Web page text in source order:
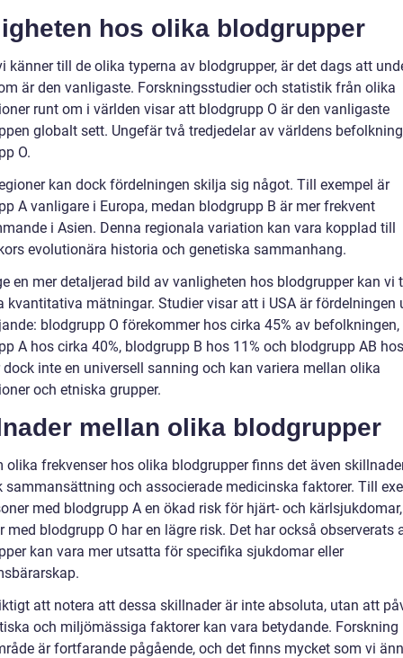
hos olika blodgrupper
känner till de olika typerna av blodgrupper, är det dags att
är den vanligaste. Forskningsstudier och statistik från olika
runt om i världen visar att blodgrupp O är den vanligaste
globalt sett. Ungefär två tredjedelar av världens
O.
kan dock fördelningen skilja sig något. Till exempel är
A vanligare i Europa, medan blodgrupp B är mer frekvent
i Asien. Denna regionala variation kan vara kopplad till
evolutionära historia och genetiska sammanhang.
en mer detaljerad bild av vanligheten hos blodgrupper kan vi
kvantitativa mätningar. Studier visar att i USA är fördelningen
blodgrupp O förekommer hos cirka 45% av befolkningen,
A hos cirka 40%, blodgrupp B hos 11% och blodgrupp AB
dock inte en universell sanning och kan variera mellan olika
och etniska grupper.
mellan olika blodgrupper
olika frekvenser hos olika blodgrupper finns det även
sammansättning och associerade medicinska faktorer. Till
med blodgrupp A en ökad risk för hjärt- och
med blodgrupp O har en lägre risk. Det har också observerats
kan vara mer utsatta för specifika sjukdomar eller
att notera att dessa skillnader är inte absoluta, utan att
och miljömässiga faktorer kan vara betydande. Forskning
är fortfarande pågående, och det finns mycket som vi